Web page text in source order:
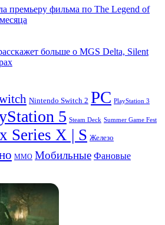
премьеру фильма по The Legend of
больше о MGS Delta, Silent
Nintendo Switch 2 PC PlayStation 3
5 Steam Deck Summer Game Fest
Series X | S Железо
ММО Мобильные Фановые